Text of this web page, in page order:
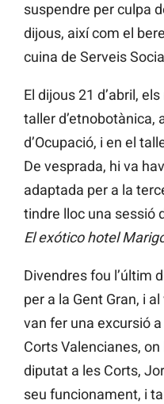
suspendre per culpa
dijous, així com el
cuina de Serveis
El dijous 21 d’abril,
taller d’etnobotànica,
d’Ocupació, i en el
De vesprada, hi va
adaptada per a la
tindre lloc una sessió
El exótico hotel
Divendres fou l’últim
per a la Gent Gran, i
van fer una excursió
Corts Valencianes, on
diputat a les Corts,
seu funcionament, i